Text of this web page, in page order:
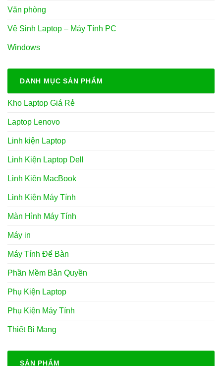
Văn phòng
Vệ Sinh Laptop – Máy Tính PC
Windows
DANH MỤC SẢN PHẨM
Kho Laptop Giá Rẻ
Laptop Lenovo
Linh kiện Laptop
Linh Kiện Laptop Dell
Linh Kiện MacBook
Linh Kiện Máy Tính
Màn Hình Máy Tính
Máy in
Máy Tính Để Bàn
Phần Mềm Bản Quyền
Phụ Kiện Laptop
Phụ Kiện Máy Tính
Thiết Bị Mạng
SẢN PHẨM